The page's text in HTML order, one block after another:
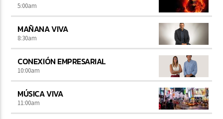
5:00am
MAÑANA VIVA
8:30am
CONEXIÓN EMPRESARIAL
10:00am
MÚSICA VIVA
11:00am